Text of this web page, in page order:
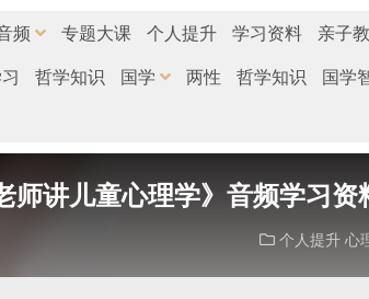
频 专题大课 个人提升 学习资料 亲子
哲学知识 国学 两性 哲学知识 国学
师讲儿童心理学》音频学习
个人提升 心